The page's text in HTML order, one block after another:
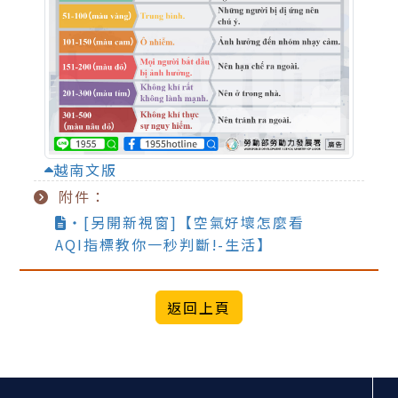
越南文版
附件：
‧[另開新視窗]【空氣好壞怎麼看
AQI指標教你一秒判斷!-生活】